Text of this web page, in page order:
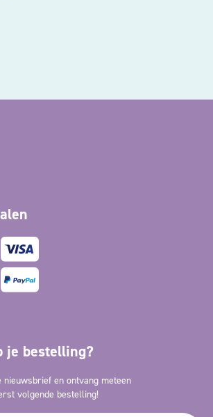
je bestelling?
en ontvang meteen
volgende bestelling!